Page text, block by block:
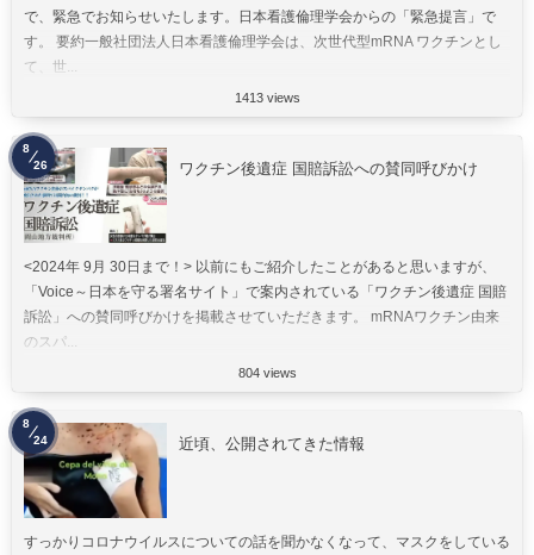
で、緊急でお知らせいたします。日本看護倫理学会からの「緊急提言」で
す。 要約一般社団法人日本看護倫理学会は、次世代型mRNA ワクチンとし
て、世...
1413 views
ワクチン後遺症 国賠訴訟への賛同呼びかけ
<2024年 9月 30日まで！> 以前にもご紹介したことがあると思いますが、
「Voice～日本を守る署名サイト」で案内されている「ワクチン後遺症 国賠
訴訟」への賛同呼びかけを掲載させていただきます。 mRNAワクチン由来
のスパ...
804 views
8
26
近頃、公開されてきた情報
すっかりコロナウイルスについての話を聞かなくなって、マスクをしている
8
24